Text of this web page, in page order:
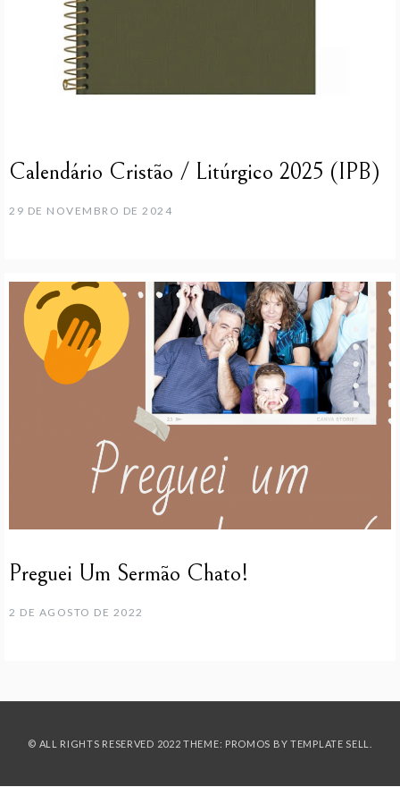
Calendário Cristão / Litúrgico 2025 (IPB)
29 DE NOVEMBRO DE 2024
Preguei Um Sermão Chato!
2 DE AGOSTO DE 2022
© ALL RIGHTS RESERVED 2022 THEME: PROMOS BY TEMPLATE SELL